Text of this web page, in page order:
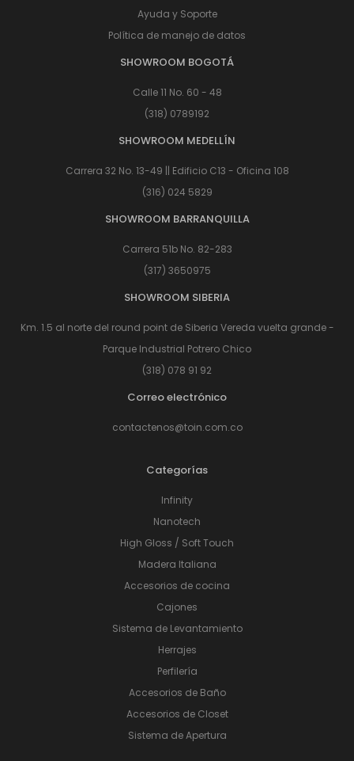
Ayuda y Soporte
Política de manejo de datos
SHOWROOM BOGOTÁ
Calle 11 No. 60 - 48
(318) 0789192
SHOWROOM MEDELLÍN
Carrera 32 No. 13-49 || Edificio C13 - Oficina 108
(316) 024 5829
SHOWROOM BARRANQUILLA
Carrera 51b No. 82-283
(317) 3650975
SHOWROOM SIBERIA
Km. 1.5 al norte del round point de Siberia Vereda vuelta grande -
Parque Industrial Potrero Chico
(318) 078 91 92
Correo electrónico
contactenos@toin.com.co
Categorías
Infinity
Nanotech
High Gloss / Soft Touch
Madera Italiana
Accesorios de cocina
Cajones
Sistema de Levantamiento
Herrajes
Perfilería
Accesorios de Baño
Accesorios de Closet
Sistema de Apertura